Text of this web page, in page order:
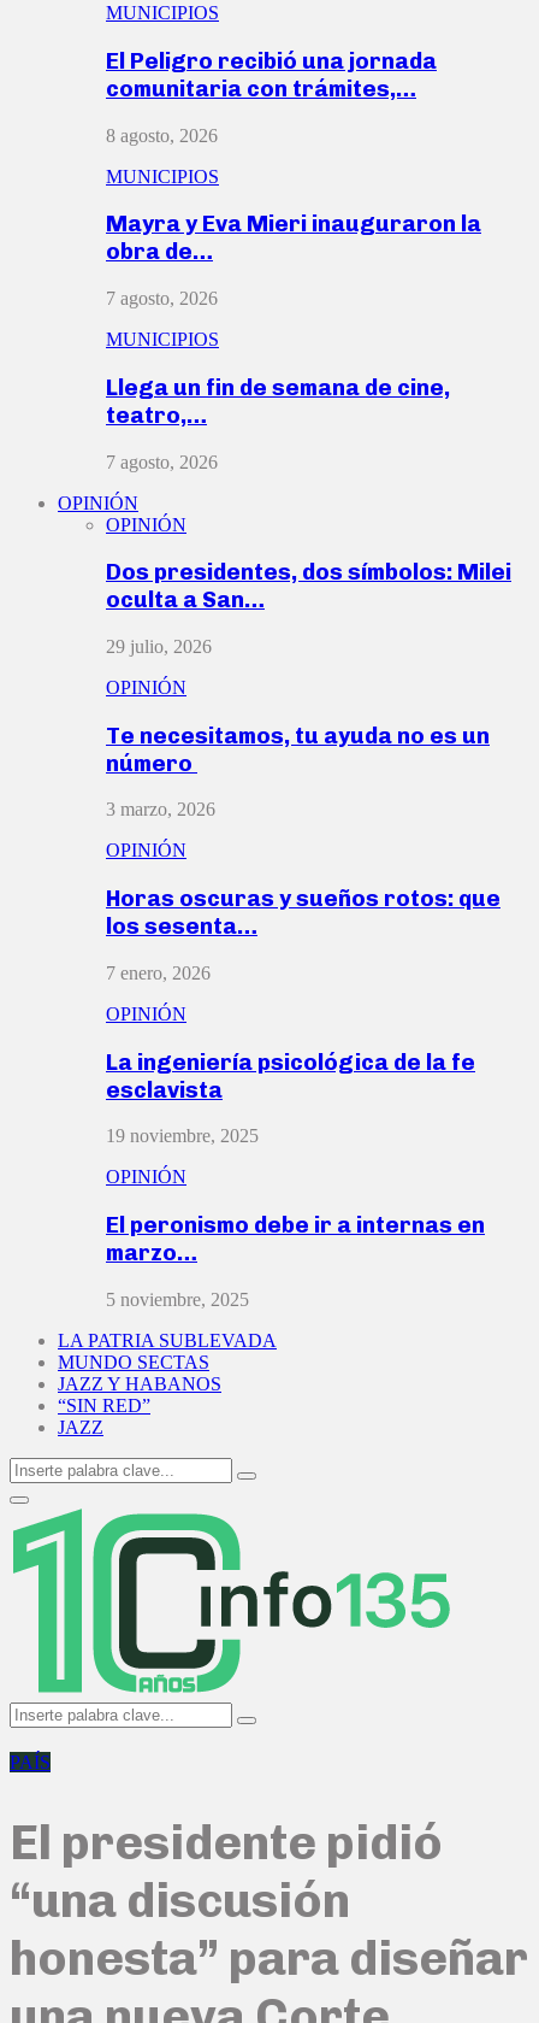
MUNICIPIOS
El Peligro recibió una jornada
comunitaria con trámites,…
8 agosto, 2026
MUNICIPIOS
Mayra y Eva Mieri inauguraron la
obra de…
7 agosto, 2026
MUNICIPIOS
Llega un fin de semana de cine,
teatro,…
7 agosto, 2026
OPINIÓN
OPINIÓN
Dos presidentes, dos símbolos: Milei
oculta a San…
29 julio, 2026
OPINIÓN
Te necesitamos, tu ayuda no es un
número
3 marzo, 2026
OPINIÓN
Horas oscuras y sueños rotos: que
los sesenta…
7 enero, 2026
OPINIÓN
La ingeniería psicológica de la fe
esclavista
19 noviembre, 2025
OPINIÓN
El peronismo debe ir a internas en
marzo…
5 noviembre, 2025
LA PATRIA SUBLEVADA
MUNDO SECTAS
JAZZ Y HABANOS
“SIN RED”
JAZZ
Search
for:
Search
Primary
Menu
Search
for:
Search
PAÍS
El presidente pidió
“una discusión
honesta” para diseñar